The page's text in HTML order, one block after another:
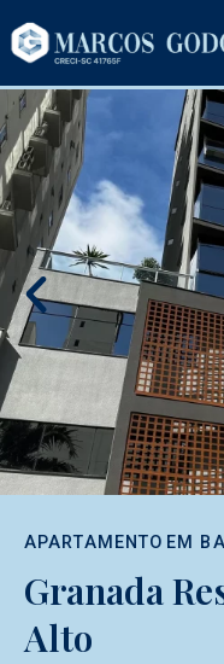
APARTAMENTO EM
Granada
Alto